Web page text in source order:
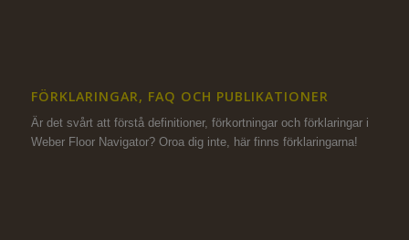
FÖRKLARINGAR, FAQ OCH PUBLIKATIONER
Är det svårt att förstå definitioner, förkortningar och förklaringar i
Weber Floor Navigator? Oroa dig inte, här finns förklaringarna!